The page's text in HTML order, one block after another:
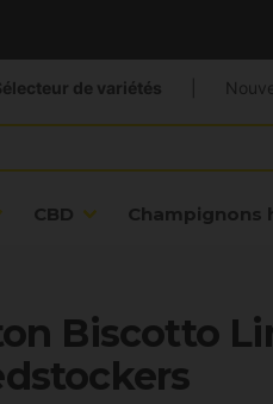
CBD Champignons
de variétés
Biscotto